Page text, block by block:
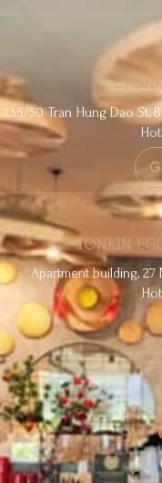
135/50 Tran Hung Dao St,
TONKIN
Apartment building,